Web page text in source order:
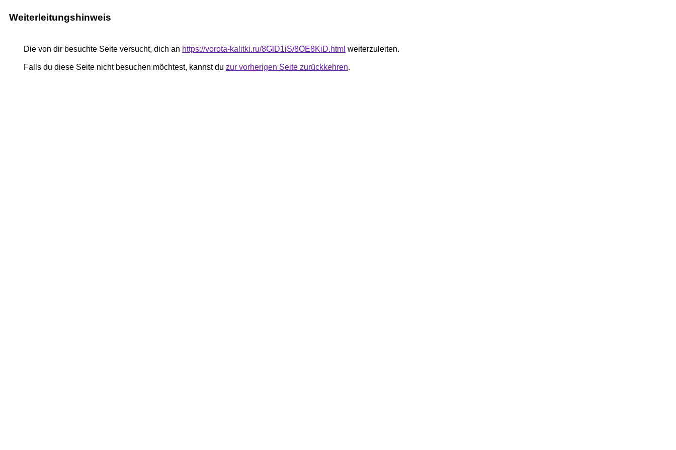
Weiterleitungshinweis
Die von dir besuchte Seite versucht, dich an https://vorota-kalitki.ru/8GlD1iS/8OE8KiD.html weiterzuleiten.
Falls du diese Seite nicht besuchen möchtest, kannst du zur vorherigen Seite zurückkehren.